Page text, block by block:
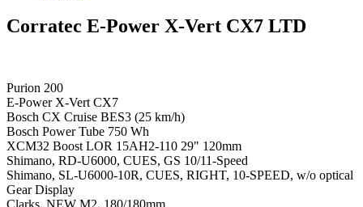
Corratec E-Power X-Vert CX7 LTD
Purion 200
E-Power X-Vert CX7
Bosch CX Cruise BES3 (25 km/h)
Bosch Power Tube 750 Wh
XCM32 Boost LOR 15AH2-110 29" 120mm
Shimano, RD-U6000, CUES, GS 10/11-Speed
Shimano, SL-U6000-10R, CUES, RIGHT, 10-SPEED, w/o optical
Gear Display